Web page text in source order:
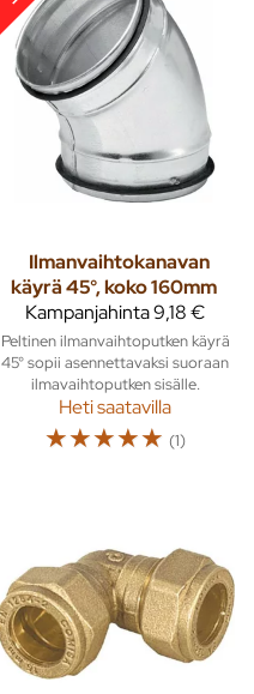
Ilmanvaihtokanavan
käyrä 45°, koko 160mm
Kampanjahinta9,18 €
Peltinen ilmanvaihtoputken käyrä
45° sopii asennettavaksi suoraan
ilmavaihtoputken sisälle.
Heti saatavilla
☆☆☆☆☆ (1)